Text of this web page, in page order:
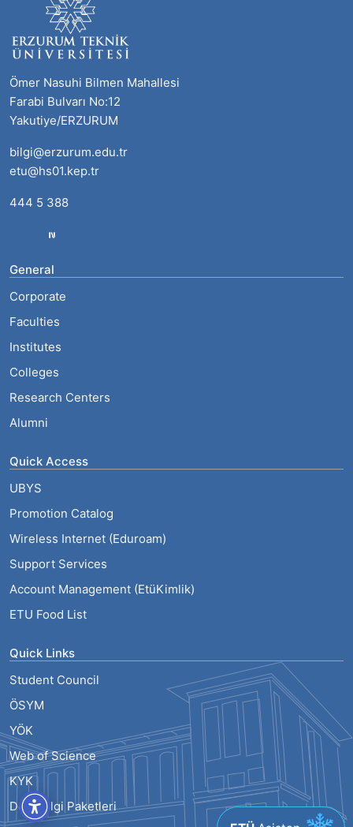
Ömer Nasuhi Bilmen Mahallesi
Farabi Bulvarı No:12
Yakutiye/ERZURUM
bilgi@erzurum.edu.tr
etu@hs01.kep.tr
444 5 388
General
Corporate
Faculties
Institutes
Colleges
Research Centers
Alumni
Quick Access
UBYS
Promotion Catalog
Wireless Internet (Eduroam)
Support Services
Account Management (EtüKimlik)
ETU Food List
Quick Links
Student Council
ÖSYM
YÖK
Web of Science
KYK
Ders Bilgi Paketleri